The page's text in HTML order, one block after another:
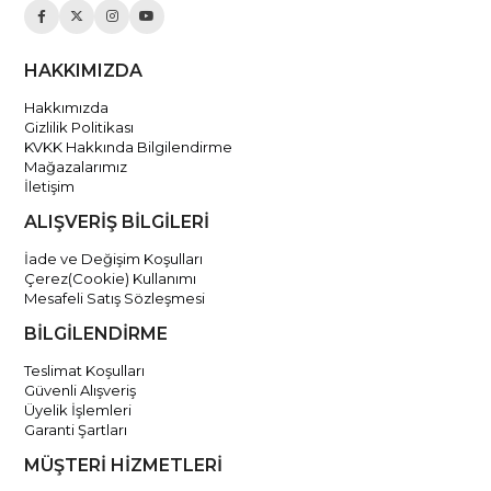
HAKKIMIZDA
Hakkımızda
Gizlilik Politikası
KVKK Hakkında Bilgilendirme
Mağazalarımız
İletişim
ALIŞVERİŞ BİLGİLERİ
İade ve Değişim Koşulları
Çerez(Cookie) Kullanımı
Mesafeli Satış Sözleşmesi
BİLGİLENDİRME
Teslimat Koşulları
Güvenli Alışveriş
Üyelik İşlemleri
Garanti Şartları
MÜŞTERİ HİZMETLERİ